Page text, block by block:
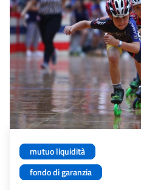
mutuo liquidità
fondo di garanzia